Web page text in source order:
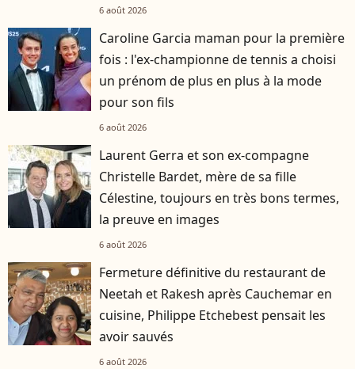
6 août 2026
Caroline Garcia maman pour la première
fois : l'ex-championne de tennis a choisi
un prénom de plus en plus à la mode
pour son fils
6 août 2026
Laurent Gerra et son ex-compagne
Christelle Bardet, mère de sa fille
Célestine, toujours en très bons termes,
la preuve en images
6 août 2026
Fermeture définitive du restaurant de
Neetah et Rakesh après Cauchemar en
cuisine, Philippe Etchebest pensait les
avoir sauvés
6 août 2026